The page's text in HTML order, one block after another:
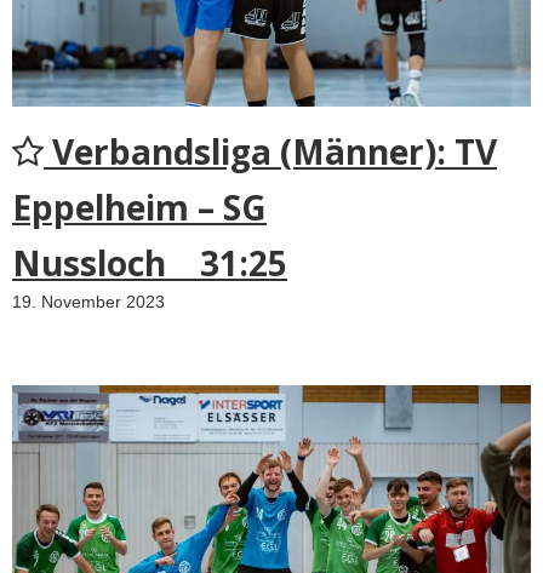
Verbandsliga (Männer): TV
Eppelheim – SG
Nussloch 31:25
19. November 2023